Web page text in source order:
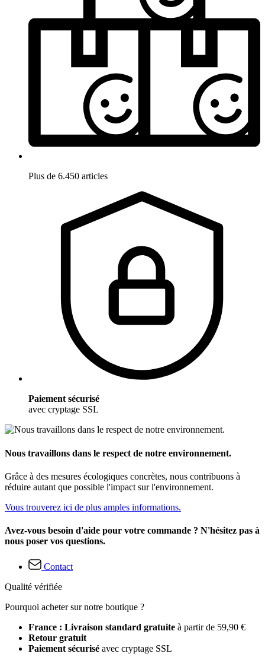
Plus de 6.450 articles
Paiement sécurisé
avec cryptage SSL
Nous travaillons dans le respect de notre environnement.
Grâce à des mesures écologiques concrètes, nous contribuons à
réduire autant que possible l'impact sur l'environnement.
Vous trouverez ici de plus amples informations.
Avez-vous besoin d'aide pour votre commande ? N'hésitez pas à
nous poser vos questions.
Contact
Qualité vérifiée
Pourquoi acheter sur notre boutique ?
France : Livraison standard gratuite à partir de 59,90 €
Retour gratuit
Paiement sécurisé avec cryptage SSL